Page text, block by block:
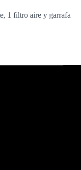
1 filtro aire y garrafa